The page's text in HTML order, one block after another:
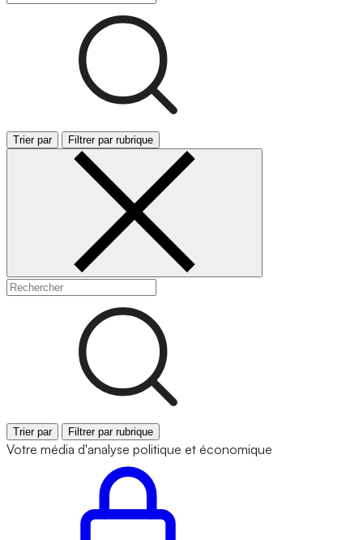
Trier par Filtrer par rubrique
Trier par Filtrer par rubrique
Votre média d'analyse politique et économique